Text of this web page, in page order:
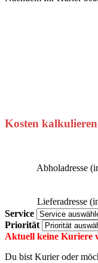
Kosten kalkulieren
Abholadresse
Lieferadresse
Service
Priorität
Aktuell keine Kuriere
Du bist Kurier oder